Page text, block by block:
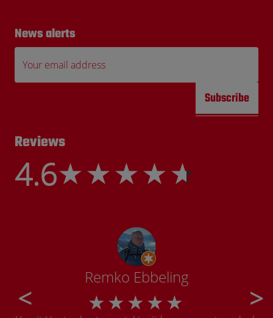
News alerts
Your email address
Subscribe
Reviews
4.6
Remko Ebbeling